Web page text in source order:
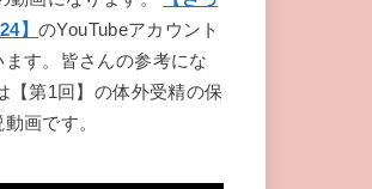
】のYouTubeアカウント
す。皆さんの参考にな
【第1回】の体外受精の保
画です。